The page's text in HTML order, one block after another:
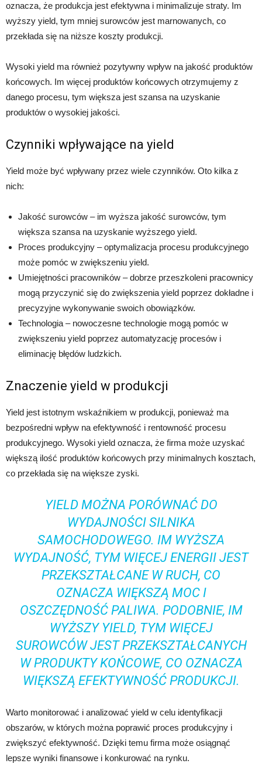
oznacza, że produkcja jest efektywna i minimalizuje straty. Im
wyższy yield, tym mniej surowców jest marnowanych, co
przekłada się na niższe koszty produkcji.
Wysoki yield ma również pozytywny wpływ na jakość produktów
końcowych. Im więcej produktów końcowych otrzymujemy z
danego procesu, tym większa jest szansa na uzyskanie
produktów o wysokiej jakości.
Czynniki wpływające na yield
Yield może być wpływany przez wiele czynników. Oto kilka z
nich:
Jakość surowców – im wyższa jakość surowców, tym
większa szansa na uzyskanie wyższego yield.
Proces produkcyjny – optymalizacja procesu produkcyjnego
może pomóc w zwiększeniu yield.
Umiejętności pracowników – dobrze przeszkoleni pracownicy
mogą przyczynić się do zwiększenia yield poprzez dokładne i
precyzyjne wykonywanie swoich obowiązków.
Technologia – nowoczesne technologie mogą pomóc w
zwiększeniu yield poprzez automatyzację procesów i
eliminację błędów ludzkich.
Znaczenie yield w produkcji
Yield jest istotnym wskaźnikiem w produkcji, ponieważ ma
bezpośredni wpływ na efektywność i rentowność procesu
produkcyjnego. Wysoki yield oznacza, że firma może uzyskać
większą ilość produktów końcowych przy minimalnych kosztach,
co przekłada się na większe zyski.
YIELD MOŻNA PORÓWNAĆ DO
WYDAJNOŚCI SILNIKA
SAMOCHODOWEGO. IM WYŻSZA
WYDAJNOŚĆ, TYM WIĘCEJ ENERGII JEST
PRZEKSZTAŁCANE W RUCH, CO
OZNACZA WIĘKSZĄ MOC I
OSZCZĘDNOŚĆ PALIWA. PODOBNIE, IM
WYŻSZY YIELD, TYM WIĘCEJ
SUROWCÓW JEST PRZEKSZTAŁCANYCH
W PRODUKTY KOŃCOWE, CO OZNACZA
WIĘKSZĄ EFEKTYWNOŚĆ PRODUKCJI.
Warto monitorować i analizować yield w celu identyfikacji
obszarów, w których można poprawić proces produkcyjny i
zwiększyć efektywność. Dzięki temu firma może osiągnąć
lepsze wyniki finansowe i konkurować na rynku.